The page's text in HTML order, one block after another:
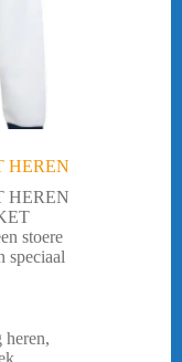
HEREN
HEREN
stoere
speciaal
,